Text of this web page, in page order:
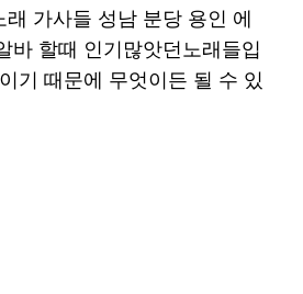
가사들 성남 분당 용인 에
바 할때 인기많앗던노래들입
기 때문에 무엇이든 될 수 있